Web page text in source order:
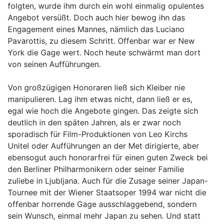
folgten, wurde ihm durch ein wohl einmalig opulentes
Angebot versüßt. Doch auch hier bewog ihn das
Engagement eines Mannes, nämlich das Luciano
Pavarottis, zu diesem Schritt. Offenbar war er New
York die Gage wert. Noch heute schwärmt man dort
von seinen Aufführungen.
Von großzügigen Honoraren ließ sich Kleiber nie
manipulieren. Lag ihm etwas nicht, dann ließ er es,
egal wie hoch die Angebote gingen. Das zeigte sich
deutlich in den späten Jahren, als er zwar noch
sporadisch für Film-Produktionen von Leo Kirchs
Unitel oder Aufführungen an der Met dirigierte, aber
ebensogut auch honorarfrei für einen guten Zweck bei
den Berliner Philharmonikern oder seiner Familie
zuliebe in Ljubljana. Auch für die Zusage seiner Japan-
Tournee mit der Wiener Staatsoper 1994 war nicht die
offenbar horrende Gage ausschlaggebend, sondern
sein Wunsch, einmal mehr Japan zu sehen. Und statt